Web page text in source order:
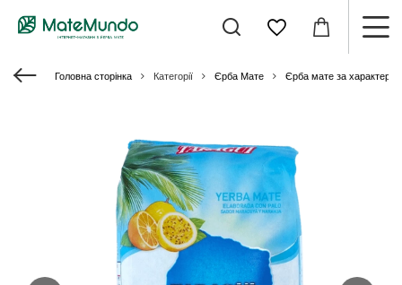
Головна сторінка Категорії Єрба Мате Єрба мате за